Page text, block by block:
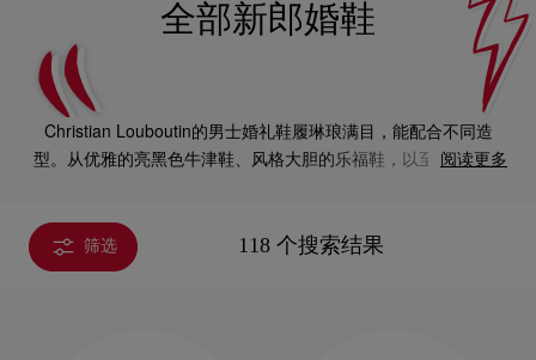
全部新郎婚鞋
Christian Louboutin的男士婚礼鞋履琳琅满目，能配合不同造
型。从优雅的亮黑色牛津鞋、风格大胆的乐福鞋，以至休闲舒适
阅读更多
筛选 118 个搜索结果